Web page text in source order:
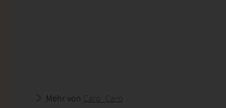
Mehr von Caro_Caro